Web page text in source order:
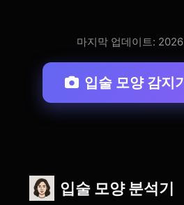
마지막 업데이트:
입술 모양 감지
입술 모양 분석기